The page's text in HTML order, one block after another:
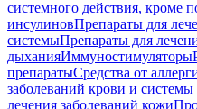
системного действия, кроме
инсулиновПрепараты для
системыПрепараты для
дыханияИммуностимуляторы
препаратыСредства от
заболеваний крови и системы
лечения заболеваний кожи